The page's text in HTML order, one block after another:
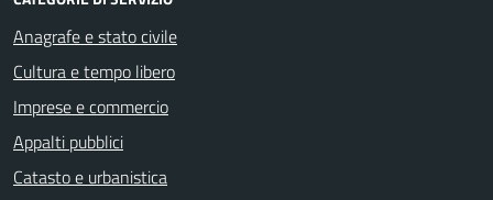
Anagrafe e stato civile
Cultura e tempo libero
Imprese e commercio
Appalti pubblici
Catasto e urbanistica